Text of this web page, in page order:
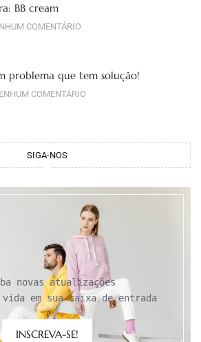
BB cream
COMENTÁRIO
problema que tem solução!
COMENTÁRIO
SIGA-NOS
novas atualizações
vida em sua caixa de entrada
INSCREVA-SE!